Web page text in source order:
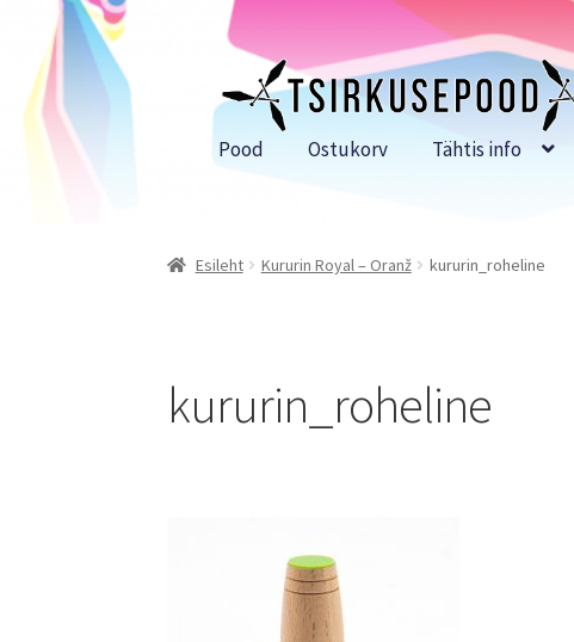
Liigu
navigeerimisele
Liigu
sisu
Pood Ostukorv Tähtis info
Esileht Kururin Royal – Oranž kururin_roheline
kururin_roheline